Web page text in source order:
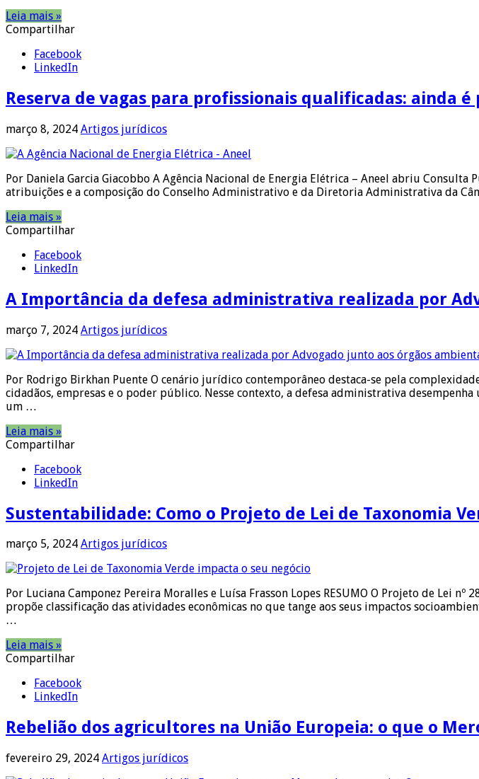
Leia mais »
Compartilhar
Facebook
LinkedIn
Reserva de vagas para profissionais qualificadas: ainda é
março 8, 2024 Artigos jurídicos
Por Daniela Garcia Giacobbo A Agência Nacional de Energia Elétrica – Aneel abriu
atribuições e a composição do Conselho Administrativo e da Diretoria Administrativa da
Leia mais »
Compartilhar
Facebook
LinkedIn
A Importância da defesa administrativa realizada por
março 7, 2024 Artigos jurídicos
Por Rodrigo Birkhan Puente O cenário jurídico contemporâneo destaca-se pela
cidadãos, empresas e o poder público. Nesse contexto, a defesa administrativa
um …
Leia mais »
Compartilhar
Facebook
LinkedIn
Sustentabilidade: Como o Projeto de Lei de Taxonomia
março 5, 2024 Artigos jurídicos
Por Luciana Camponez Pereira Moralles e Luísa Frasson Lopes RESUMO O Projeto de Lei
propõe classificação das atividades econômicas no que tange aos seus impactos
…
Leia mais »
Compartilhar
Facebook
LinkedIn
Rebelião dos agricultores na União Europeia: o que o
fevereiro 29, 2024 Artigos jurídicos